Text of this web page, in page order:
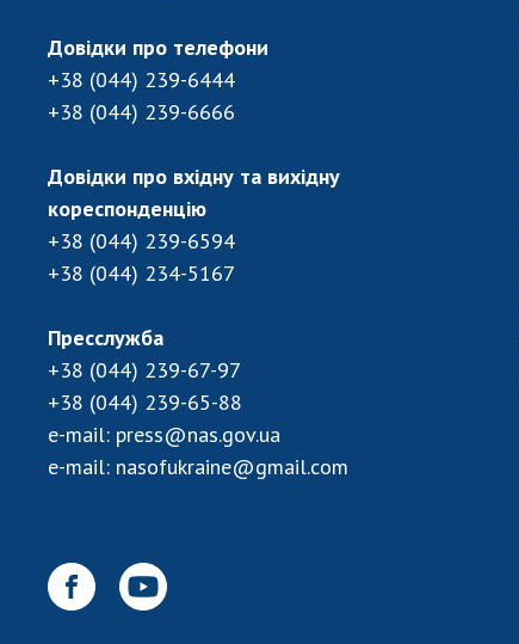
Довідки про телефони
+38 (044) 239-6444
+38 (044) 239-6666
Довідки про вхідну та вихідну
кореспонденцію
+38 (044) 239-6594
+38 (044) 234-5167
Пресслужба
+38 (044) 239-67-97
+38 (044) 239-65-88
e-mail: press@nas.gov.ua
e-mail: nasofukraine@gmail.com